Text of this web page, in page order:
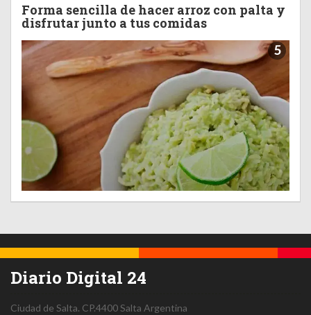
Forma sencilla de hacer arroz con palta y
disfrutar junto a tus comidas
5
Diario Digital 24
Ciudad de Salta. CP.4400Salta Argentina